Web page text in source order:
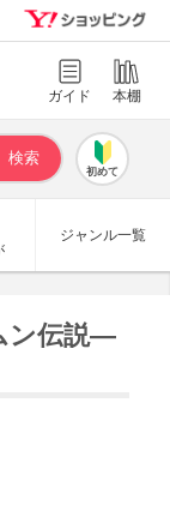
ガイド 本棚
初めて
ジャンル一覧
ン伝説―